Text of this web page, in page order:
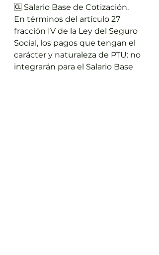
🆑 Salario Base de Cotización.
En términos del artículo 27
fracción IV de la Ley del Seguro
Social, los pagos que tengan el
carácter y naturaleza de PTU: no
integrarán para el Salario Base